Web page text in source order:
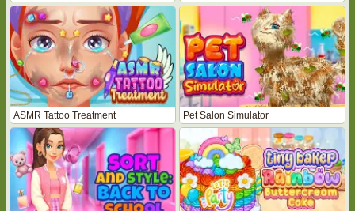
ASMR Tattoo Treatment Pet Salon Simulator